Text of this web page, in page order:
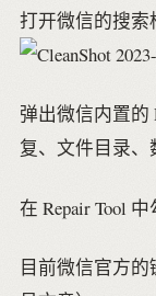
打开微信的搜索
弹出微信内置的
复、文件目录、
在 Repair Tool
目前微信官方